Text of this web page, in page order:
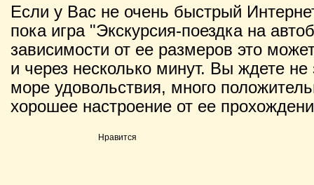
Если у Вас не очень быстрый
пока игра "Экскурсия-поездка на
зависимости от ее размеров это
и через несколько минут. Вы ждете не
море удовольствия, много
хорошее настроение от ее
Нравится